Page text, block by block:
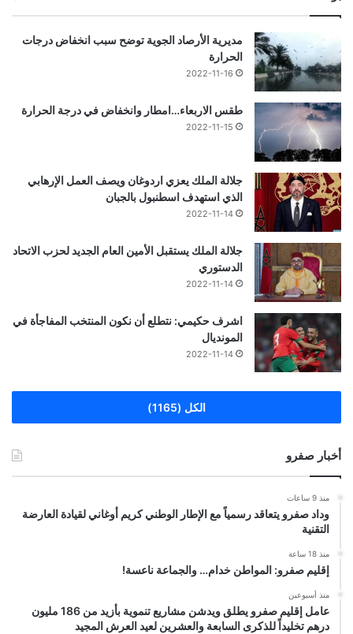
مديرية الأرصاد الجوية توضح سبب انخفاض درجات
الحرارة
2022-11-16
طقس الاربعاء…امطار وانخفاض في درجة الحرارة
2022-11-15
جلالة الملك يعزي اردوغان ويصف العمل الإرهابي
الذي استهدف اسطنبول بالجبان
2022-11-14
جلالة الملك يستقبل الأمين العام الجديد لحزب الاتحاد
الدستوري
2022-11-14
اشرف حكيمي: نتطلع أن نكون المنتخب المفاجأة في
المونديال
2022-11-14
الكل (1165)
أخبار صفرو
منذ 9 ساعات
وداد صفرو يتعاقد رسمياً مع الإطار الوطني كريم أوغاني لقيادة العارضة
التقنية
منذ 18 ساعة
إقليم صفرو: المواطن خدام… والجماعة ناعسة!
منذ أسبوعين
عامل إقليم صفرو يطلق ويدشن مشاريع تنموية بأزيد من 186 مليون
درهم تخليداً للذكرى السابعة والعشرين لعيد العرش المجيد